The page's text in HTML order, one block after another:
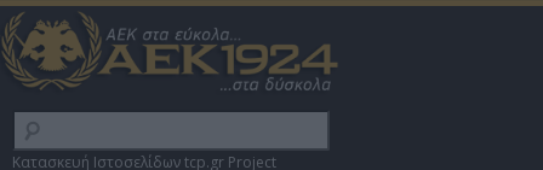
Κατασκευή Ιστοσελίδων tcp.gr Project